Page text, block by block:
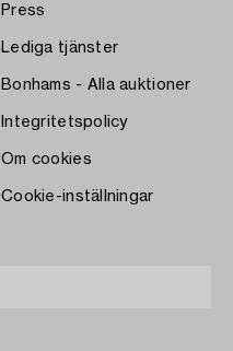
Press
Lediga tjänster
Bonhams - Alla auktioner
Integritetspolicy
Om cookies
Cookie-inställningar